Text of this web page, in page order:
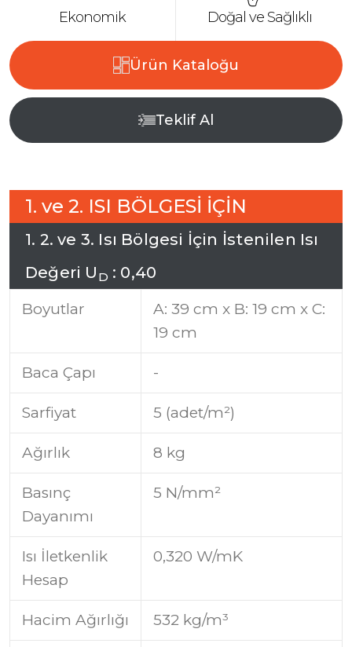
Ekonomik Doğal ve Sağlıklı
Ürün Kataloğu
Teklif Al
1. ve 2. ISI BÖLGESİ İÇİN
1. 2. ve 3. Isı Bölgesi İçin İstenilen Isı
Değeri U D : 0,40
Boyutlar
A: 39 cm x B: 19 cm x C:
19 cm
Baca Çapı -
Sarfiyat 5 (adet/m²)
Ağırlık 8 kg
Basınç
Dayanımı
5 N/mm²
Isı İletkenlik
Hesap
0,320 W/mK
Hacim Ağırlığı 532 kg/m³